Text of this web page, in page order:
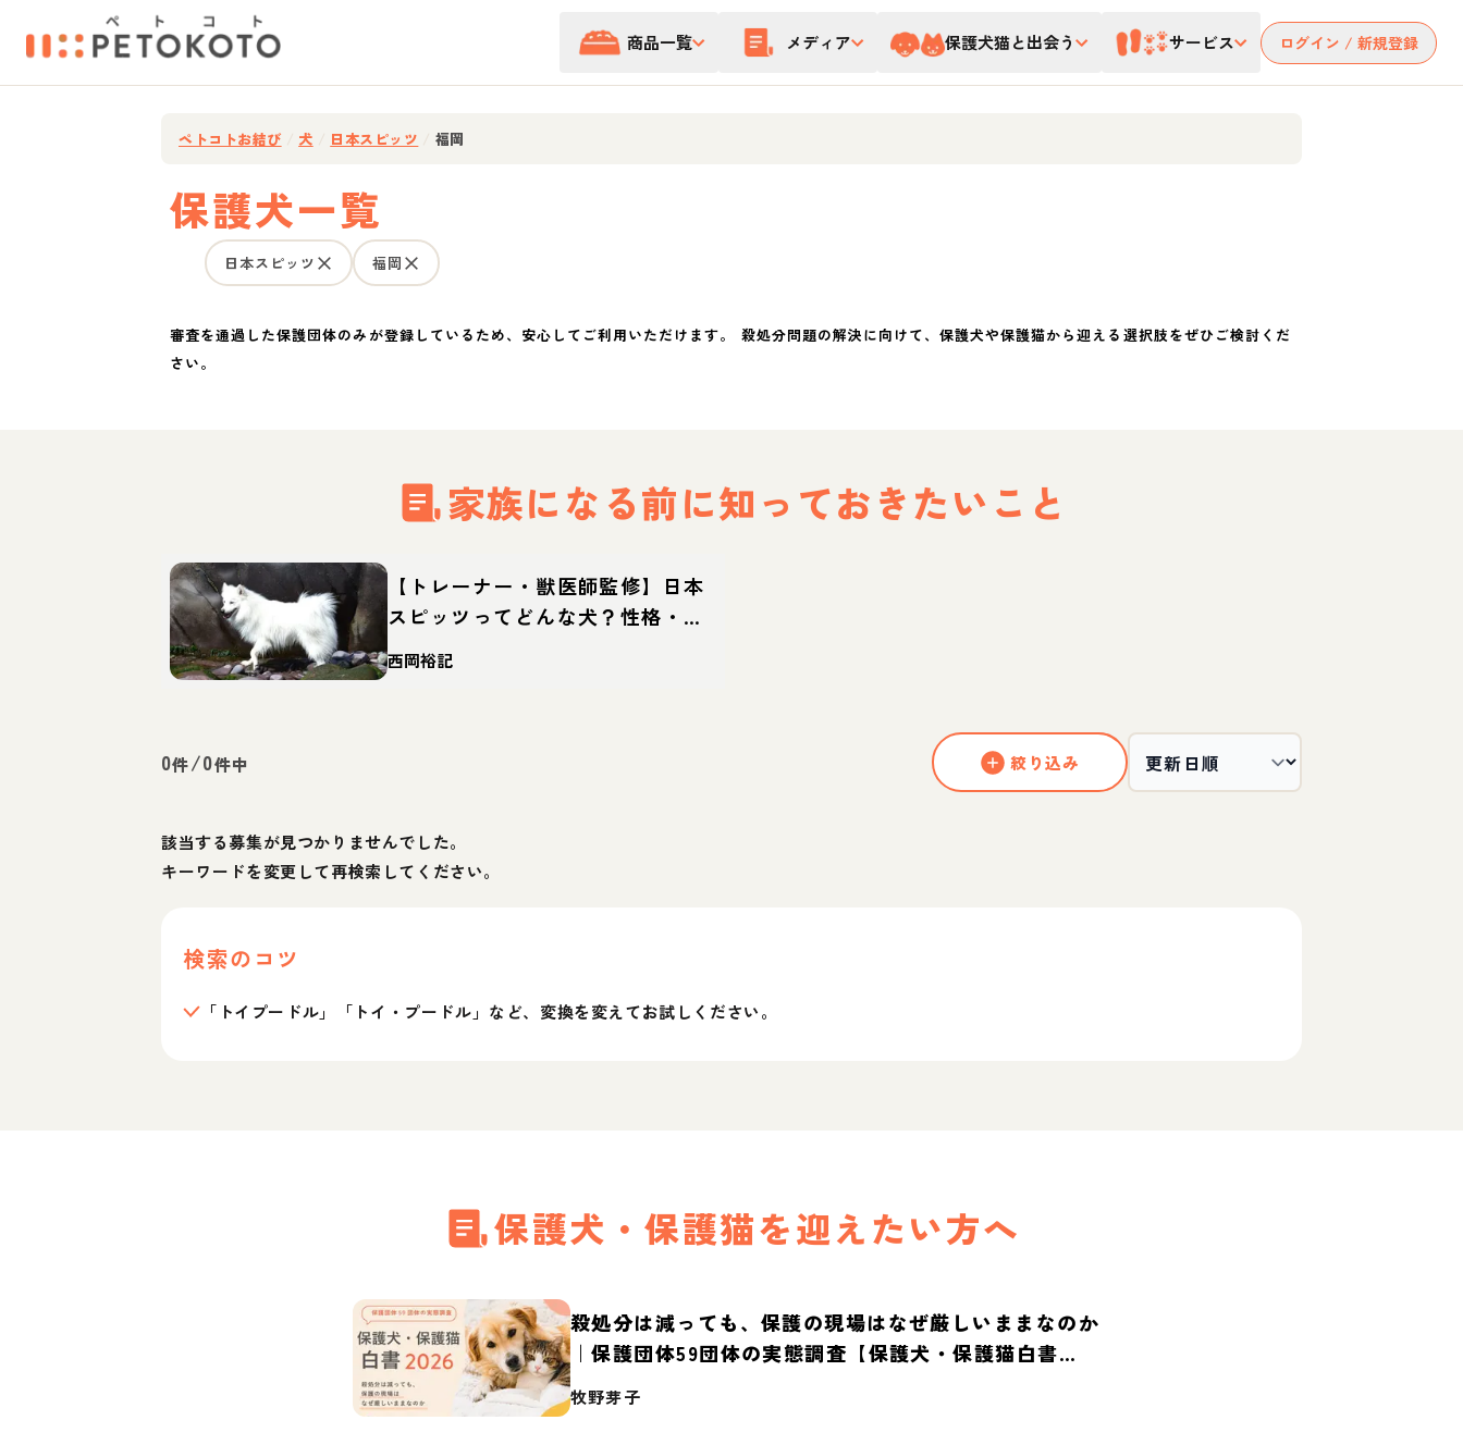
商品一覧 メディア 保護犬猫と出会う サービス ログイン / 新規登録
ペトコトお結び 犬 日本スピッツ 福岡
保護犬一覧
日本スピッツ 福岡
審査を通過した保護団体のみが登録しているため、安心してご利用いただけます。 殺処分問題の解決に向けて、保護犬や保護猫から迎える選択肢をぜひご検討くだ
さい。
家族になる前に知っておきたいこと
【トレーナー・獣医師監修】日本
スピッツってどんな犬？性格・特
徴・育て方・迎え方
西岡裕記
0件/0件中 絞り込み
該当する募集が見つかりませんでした。
キーワードを変更して再検索してください。
検索のコツ
「トイプードル」「トイ・プードル」など、変換を変えてお試しください。
保護犬・保護猫を迎えたい方へ
殺処分は減っても、保護の現場はなぜ厳しいままなのか
｜保護団体59団体の実態調査【保護犬・保護猫白書
2026】
牧野芽子